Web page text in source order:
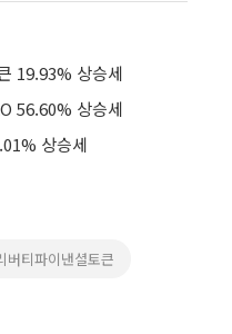
19.93% 상승세
56.60% 상승세
상승세
버티파이낸셜토큰